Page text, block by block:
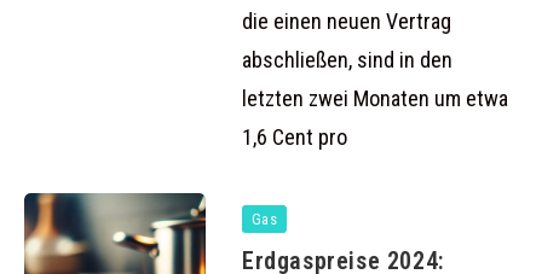
die einen neuen Vertrag
abschließen, sind in den
letzten zwei Monaten um etwa
1,6 Cent pro
Gas
Erdgaspreise 2024: